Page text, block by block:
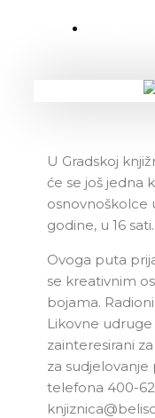
U Gradskoj
će se još jedna
osnovnoškolce
godine, u 16 sati.
Ovoga puta
se kreativnim
bojama.
Likovne udruge
zainteresirani
za
telefona 400-